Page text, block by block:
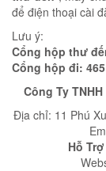
để điện thoại cài
Lưu ý:
Cổng hộp thư
Cổng hộp đi:
Công Ty
Địa chỉ: 11 Phú
Hỗ